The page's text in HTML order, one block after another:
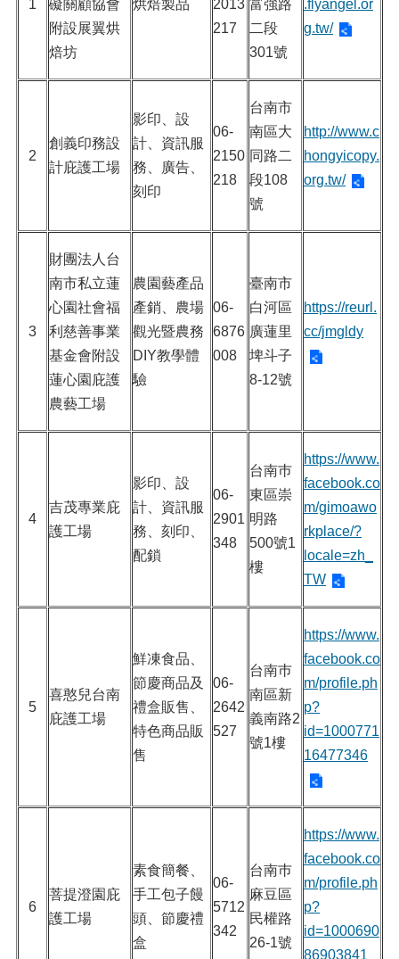
1
礙關顧協會
附設展翼烘
焙坊
烘焙製品
2013
217
富強路
二段
301號
.flyangel.or
g.tw/
2
創義印務設
計庇護工場
影印、設
計、資訊服
務、廣告、
刻印
06-
2150
218
台南市
南區大
同路二
段108
號
http://www.c
hongyicopy.
org.tw/
3
財團法人台
南市私立蓮
心園社會福
利慈善事業
基金會附設
蓮心園庇護
農藝工場
農園藝產品
產銷、農場
觀光暨農務
DIY教學體
驗
06-
6876
008
臺南市
白河區
廣蓮里
埤斗子
8-12號
https://reurl.
cc/jmgldy
4
吉茂專業庇
護工場
影印、設
計、資訊服
務、刻印、
配鎖
06-
2901
348
台南巿
東區崇
明路
500號1
樓
https://www.
facebook.co
m/gimoawo
rkplace/?
locale=zh_
TW
5
喜憨兒台南
庇護工場
鮮凍食品、
節慶商品及
禮盒販售、
特色商品販
售
06-
2642
527
台南巿
南區新
義南路2
號1樓
https://www.
facebook.co
m/profile.ph
p?
id=1000771
16477346
6
菩提澄園庇
護工場
素食簡餐、
手工包子饅
頭、節慶禮
盒
06-
5712
342
台南巿
麻豆區
民權路
26-1號
https://www.
facebook.co
m/profile.ph
p?
id=1000690
86903841